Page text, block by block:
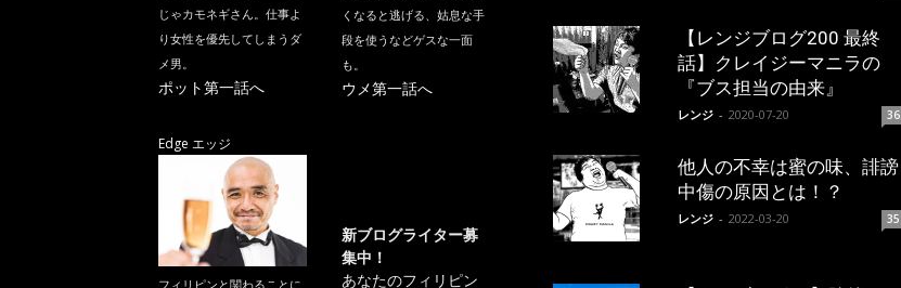
じゃカモネギさん。仕事よ
り女性を優先してしまうダ
メ男。
ポット第一話へ
くなると逃げる、姑息な手
段を使うなどゲスな一面
も。
ウメ第一話へ
Edge エッジ
フィリピンと関わることに
新ブログライター募
集中！
あなたのフィリピン
【レンジブログ200 最終
話】クレイジーマニラの
『ブス担当の由来』
レンジ - 2020-07-20 36
他人の不幸は蜜の味、誹謗
中傷の原因とは！？
レンジ - 2022-03-20 35